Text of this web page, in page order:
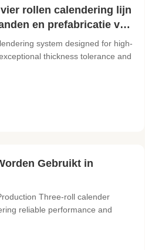
rollen calendering lijn
en prefabricatie van
system designed for high-
thickness tolerance and
Gebruikt in
Three-roll calender
reliable performance and